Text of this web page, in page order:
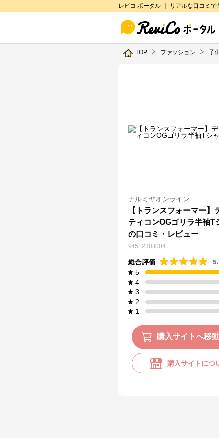
レビコ ポータル ｜ リアルな口コミ
TOP ファッション 子
ナルミヤオンライン
【トランスフォーマー】
ティコンOGゴリラ半袖T
の口コミ・レビュー
94512308004
総合評価
5
4
3
2
1
購入サイトへ移動
購入サイトにつ